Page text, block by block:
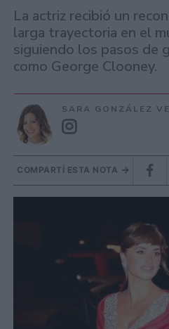
La actriz recibió un
larga trayectoria en el
siguiendo los pasos de
como George Clooney.
SARA GONZÁLEZ
COMPARTÍ ESTA NOTA